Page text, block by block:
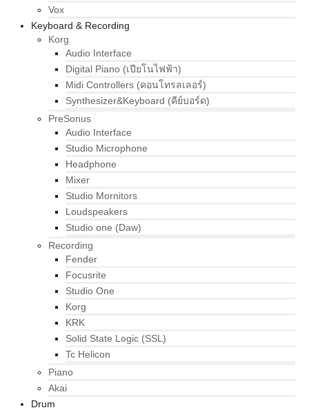
Vox
Keyboard & Recording
Korg
Audio Interface
Digital Piano (เปียโนไฟฟ้า)
Midi Controllers (คอนโทรลเลอร์)
Synthesizer&Keyboard (คีย์บอร์ด)
PreSonus
Audio Interface
Studio Microphone
Headphone
Mixer
Studio Mornitors
Loudspeakers
Studio one (Daw)
Recording
Fender
Focusrite
Studio One
Korg
KRK
Solid State Logic (SSL)
Tc Helicon
Piano
Akai
Drum